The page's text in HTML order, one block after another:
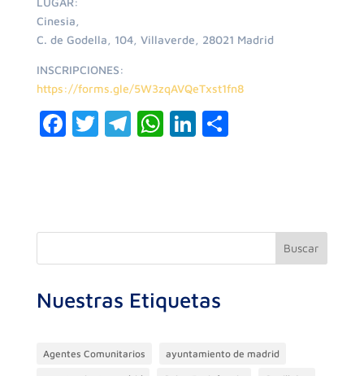
Cinesia,
C. de Godella, 104, Villaverde, 28021 Madrid
INSCRIPCIONES:
https://forms.gle/5W3zqAVQeTxst1fn8
F
b
k
T T
a
W
A
Li
dI
C
ar
Buscar
Nuestras Etiquetas
Agentes Comunitarios ayuntamiento de madrid